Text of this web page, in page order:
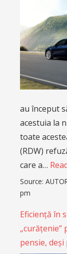
au început
acestuia la
toate
(RDW)
care a…
Source:
pm
Eficiență în
pensie,